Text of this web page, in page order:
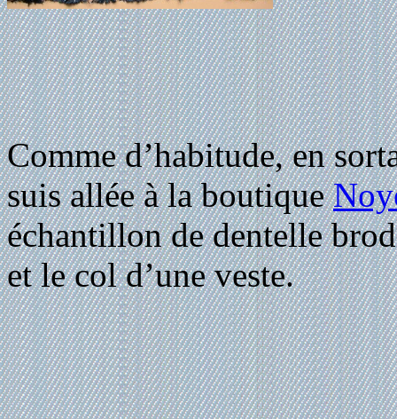
Comme d’habitude, en
suis allée à la boutique
échantillon de dentelle
et le col d’une veste.